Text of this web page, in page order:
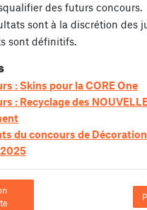
des futurs concours.
sont à la discrétion des
sont définitifs.
: Skins pour la CORE One
: Recyclage des
du concours de